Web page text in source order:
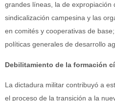
grandes líneas, la de expropiación
sindicalización campesina y las
en comités y cooperativas de
políticas generales de desarrollo
Debilitamiento de la formación
La dictadura militar contribuyó a
el proceso de la transición a la